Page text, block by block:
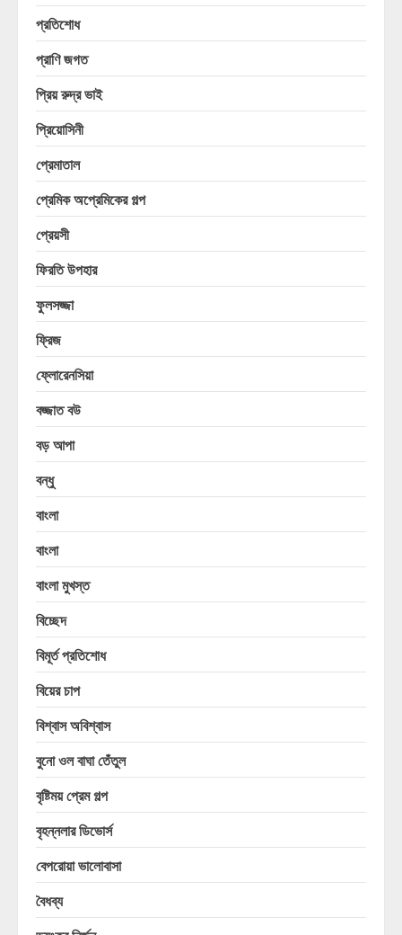
প্রতিশোধ
প্রাণি জগত
প্রিয় রুদ্র ভাই
প্রিয়োসিনী
প্রেমাতাল
প্রেমিক অপ্রেমিকের গল্প
প্রেয়সী
ফিরতি উপহার
ফুলসজ্জা
ফ্রিজ
ফ্লোরেনসিয়া
বজ্জাত বউ
বড় আপা
বন্ধু
বাংলা
বাংলা
বাংলা মুখস্ত
বিচ্ছেদ
বিমূর্ত প্রতিশোধ
বিয়ের চাপ
বিশ্বাস অবিশ্বাস
বুনো ওল বাঘা তেঁতুল
বৃষ্টিময় প্রেম গল্প
বৃহন্নলার ডিভোর্স
বেপরোয়া ভালোবাসা
বৈধব্য